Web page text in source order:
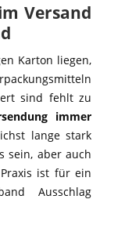
Versand
Karton liegen,
sind fehlt zu
immer
lange stark
sein, aber auch
ist für ein
Ausschlag